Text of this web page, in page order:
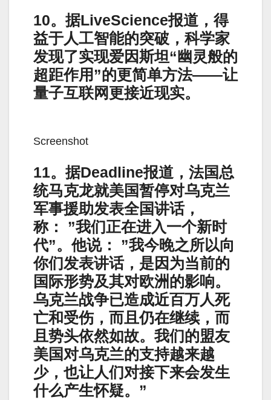
10。据LiveScience报道，得
益于人工智能的突破，科学家
发现了实现爱因斯坦“幽灵般的
超距作用”的更简单方法——让
量子互联网更接近现实。
Screenshot
11。据Deadline报道，法国总
统马克龙就美国暂停对乌克兰
军事援助发表全国讲话，
称： ”我们正在进入一个新时
代”。他说： ”我今晚之所以向
你们发表讲话，是因为当前的
国际形势及其对欧洲的影响。
乌克兰战争已造成近百万人死
亡和受伤，而且仍在继续，而
且势头依然如故。我们的盟友
美国对乌克兰的支持越来越
少，也让人们对接下来会发生
什么产生怀疑。”